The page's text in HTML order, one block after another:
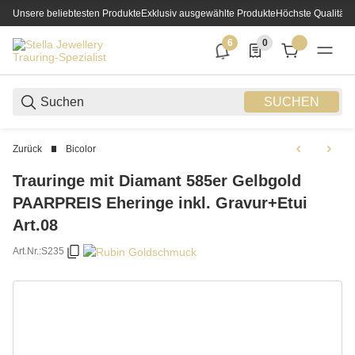
Unsere beliebtesten ProdukteExklusiv ausgewählte ProdukteHöchste Qualität
SUCHEN
6
6 neue Notifizierungen
0
0 Produkte in der
Zurück Bicolor
Trauringe mit Diamant 585er Gelbgold
PAARPREIS Eheringe inkl. Gravur+Etui
Art.08
Art.Nr.:S235